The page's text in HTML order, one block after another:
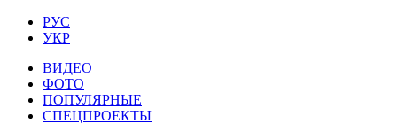
РУС
УКР
ВИДЕО
ФОТО
ПОПУЛЯРНЫЕ
СПЕЦПРОЕКТЫ